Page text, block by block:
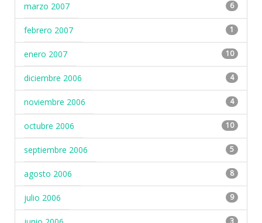
marzo 2007 6
febrero 2007 1
enero 2007 10
diciembre 2006 4
noviembre 2006 4
octubre 2006 10
septiembre 2006 5
agosto 2006 8
julio 2006 9
3